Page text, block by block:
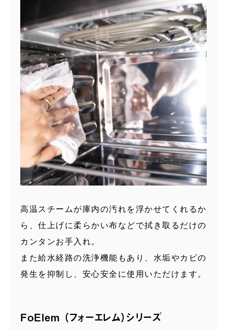
高温スチームが庫内の汚れを浮かせてくれるか
ら、仕上げに柔らかい布などで拭き取るだけの
カンタンお手入れ。
また給水経路の洗浄機能もあり、水垢やカビの
発生を抑制し、安心安全に使用いただけます。
FoElem （フォーエレム）シリーズ